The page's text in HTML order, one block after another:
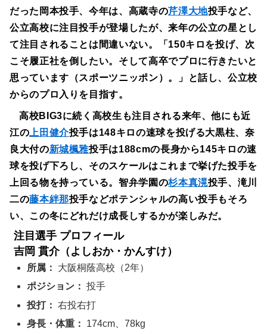
だった岡本投手、今年は、高蔵寺の芹澤大地投手など、
公立高校に注目投手が登場したが、来年の公立の星とし
て注目されることは間違いない。「150キロを投げ、次
こそ履正社を倒したい。そして高卒でプロに行きたいと
思っています（スポーツニッポン）。」と話し、公立校
からのプロ入りを目指す。
高校BIG3に続く高校生も注目される来年、他にも近
江の 上田健介投手は148キロの速球を投げる大黒柱、奈
良大付の新城楓雅投手は188cmの長身から145キロの速
球を投げ下ろし、そのスケールはこれまで挙げた投手を
上回る物を持っている。智弁学園の杉本真滉投手、滝川
二の藤本絆那投手などポテンシャルの高い投手もそろ
い、この冬にどれだけ成長しするかが楽しみだ。
注目選手 プロフィール
吉岡 貫介（よしおか・かんすけ）
所属：
大阪桐蔭高校（2年）
ポジション： 投手
投打： 右投右打
身長・体重：
174cm、78kg